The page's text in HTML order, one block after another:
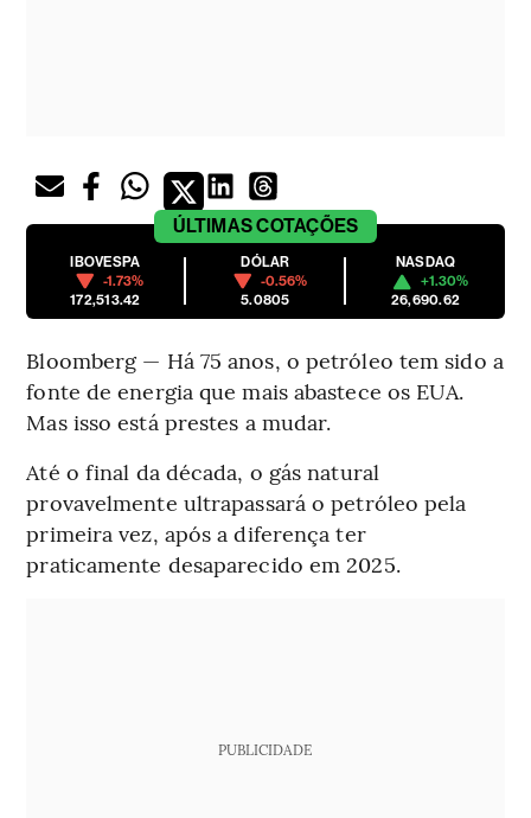
ÚLTIMASCOTAÇÕES
IBOVESPA
-1.73%
172,513.42
DÓLAR
-0.56%
5.0805
NASDAQ
+1.30%
26,690.62
Bloomberg — Há 75 anos, o petróleo tem sido a
fonte de energia que mais abastece os EUA.
Mas isso está prestes a mudar.
Até o final da década, o gás natural
provavelmente ultrapassará o petróleo pela
primeira vez, após a diferença ter
praticamente desaparecido em 2025.
PUBLICIDADE